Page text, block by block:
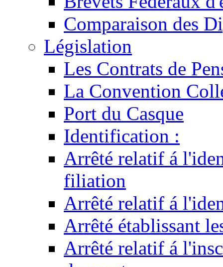
Comparaison des
Législation
Les Contrats de
La Convention
Port du Casque
Identification :
Arrêté relatif á
filiation
Arrêté relatif á
Arrêté établissant
Arrêté relatif á